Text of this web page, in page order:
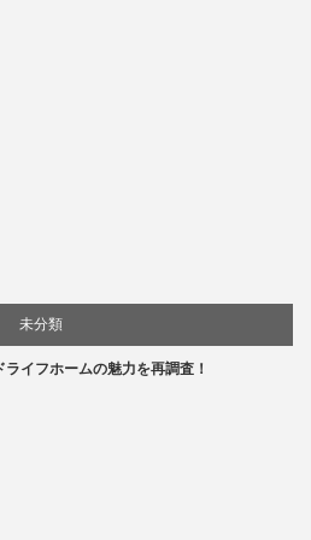
未分類
イフホームの魅力を再調査！